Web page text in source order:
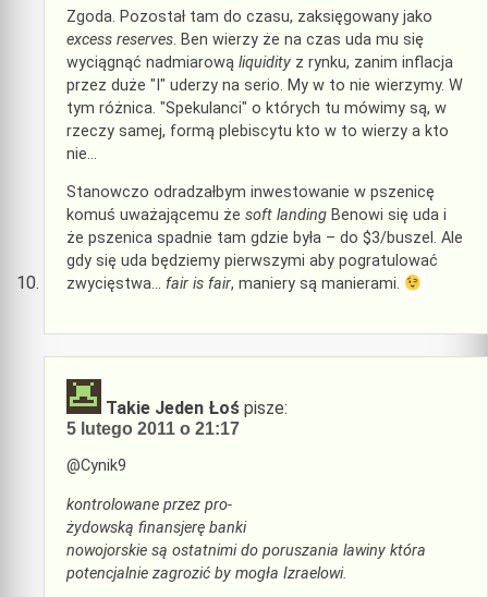
Zgoda. Pozostał tam do czasu, zaksięgowany jako
excess reserves. Ben wierzy że na czas uda mu się
wyciągnąć nadmiarową liquidity z rynku, zanim inflacja
przez duże "I" uderzy na serio. My w to nie wierzymy. W
tym różnica. "Spekulanci" o których tu mówimy są, w
rzeczy samej, formą plebiscytu kto w to wierzy a kto
nie…
Stanowczo odradzałbym inwestowanie w pszenicę
komuś uważającemu że soft landing Benowi się uda i
że pszenica spadnie tam gdzie była – do $3/buszel. Ale
gdy się uda będziemy pierwszymi aby pogratulować
zwycięstwa… fair is fair, maniery są manierami.
Takie Jeden Łoś pisze:
5 lutego 2011 o 21:17
@Cynik9
kontrolowane przez pro-
żydowską finansjerę banki
nowojorskie są ostatnimi do poruszania lawiny która
potencjalnie zagrozić by mogła Izraelowi.